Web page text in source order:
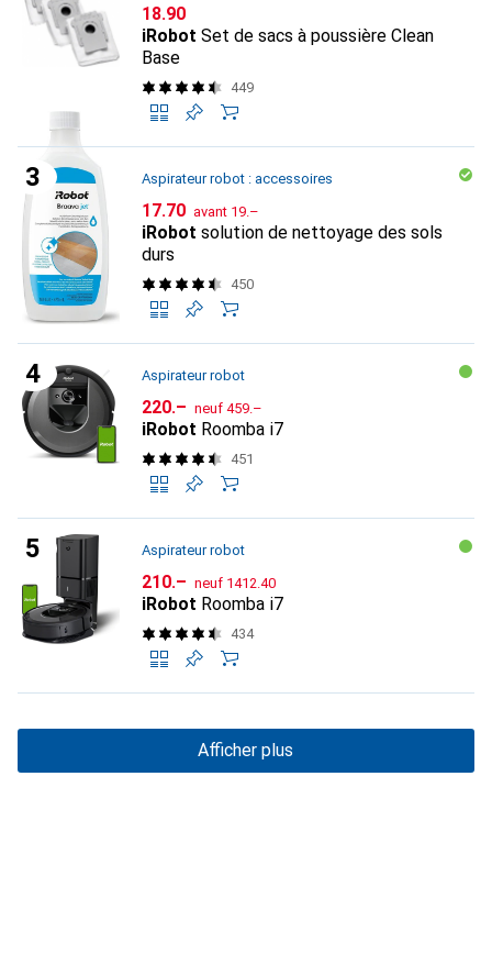
CHF
18.90
iRobot Set de sacs à poussière Clean
Base
449
Aspirateur robot : accessoires
CHF
17.70 avant CHF
19.–
iRobot solution de nettoyage des sols
durs
450
Aspirateur robot
CHF
220.– neuf CHF
459.–
iRobot Roomba i7
451
Aspirateur robot
CHF
210.– neuf CHF
1412.40
iRobot Roomba i7
434
Afficher plus